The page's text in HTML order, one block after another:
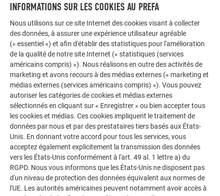
GARANTIE
PREFA vous propose des prestations de garantie
pour la solution photovoltaïque PREFALZ. Profitez d'une
tranquillité d'esprit totale avec unrendement garanti de 25
ans. Même après cette période, les modules conservent
un rendement garanti de 85% de la puissance nominale.
INFORMATIONS SUR LES COOKIES AU PREFA
Nous utilisons sur ce site Internet des cookies visant à collecter
des données, à assurer une expérience utilisateur agréable
(« essentiel ») et afin d'établir des statistiques pour l'amélioration
de la qualité de notre site Internet (« statistiques (services
américains compris) »). Nous réalisons en outre des activités de
marketing et avons recours à des médias externes (« marketing et
médias externes (services américains compris) »). Vous pouvez
autoriser les catégories de cookies et médias externes
sélectionnés en cliquant sur « Enregistrer » ou bien accepter tous
les cookies et médias. Ces cookies impliquent le traitement de
données par nous et par des prestataires tiers basés aux États-
Unis. En donnant votre accord pour tous les services, vous
acceptez également explicitement la transmission des données
vers les États-Unis conformément à l'art. 49 al. 1 lettre a) du
RGPD. Nous vous informons que les États-Unis ne disposent pas
d'un niveau de protection des données équivalent aux normes de
l'UE. Les autorités américaines peuvent notamment avoir accès à